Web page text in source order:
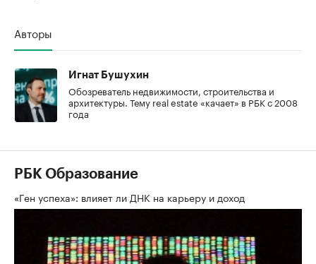
Авторы
Игнат Бушухин
Обозреватель недвижимости, строительства и
архитектуры. Тему real estate «качает» в РБК с 2008
года
РБК Образование
«Ген успеха»: влияет ли ДНК на карьеру и доход